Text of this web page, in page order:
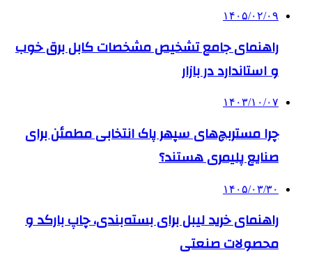
۱۴۰۵/۰۲/۰۹
راهنمای جامع تشخیص مشخصات کابل برق خوب
و استاندارد در بازار
۱۴۰۳/۱۰/۰۷
چرا مستربچ‌های سپهر پاک انتخابی مطمئن برای
صنایع پلیمری هستند؟
۱۴۰۵/۰۳/۳۰
راهنمای خرید لیبل برای بسته‌بندی، چاپ بارکد و
محصولات صنعتی